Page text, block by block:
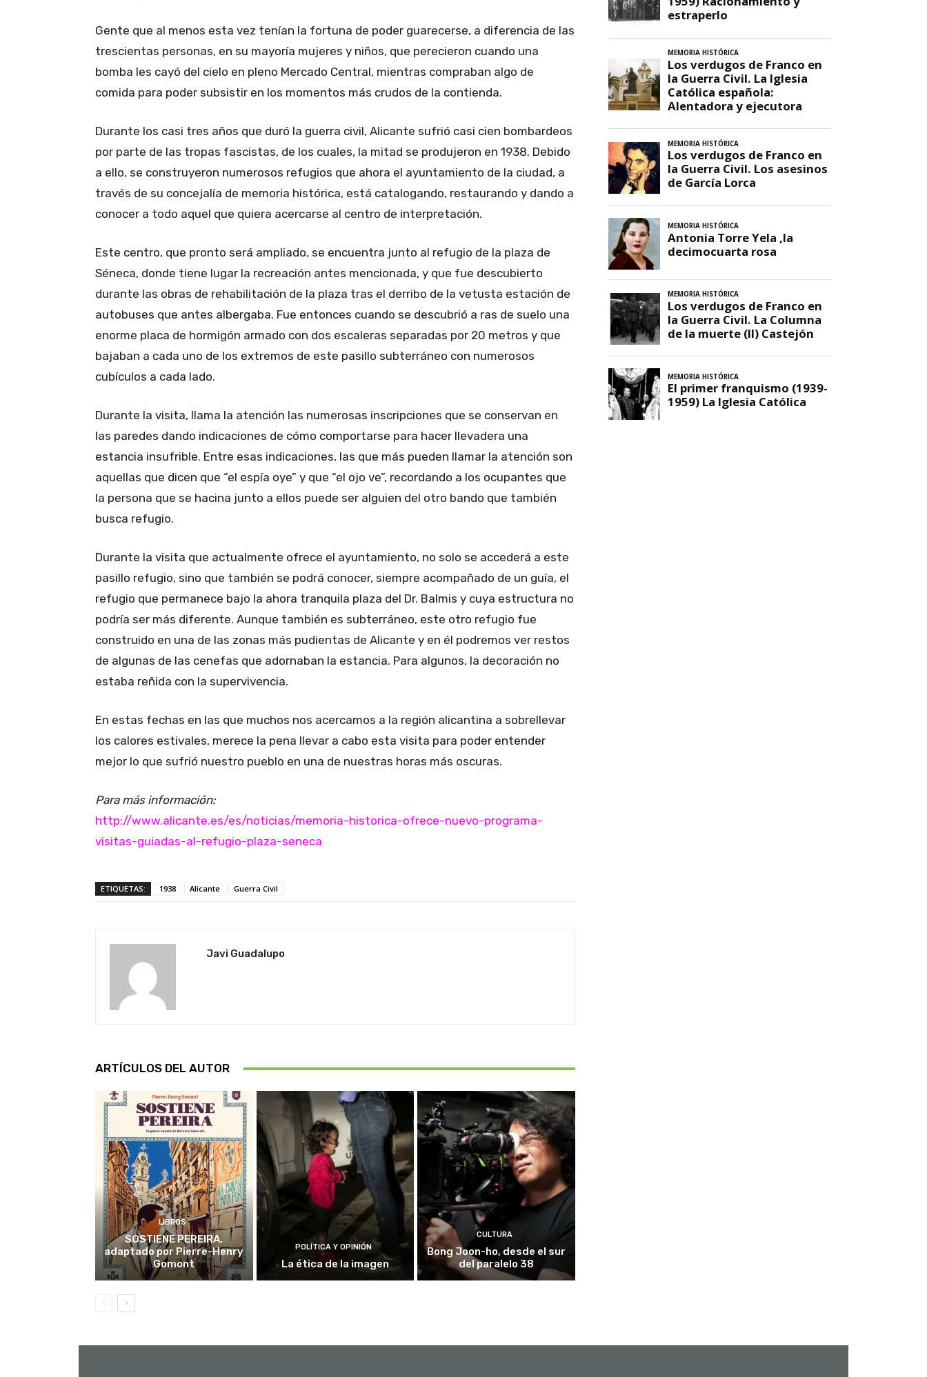
Gente que al menos esta vez tenían la fortuna de poder guarecerse, a diferencia de las
trescientas personas, en su mayoría mujeres y niños, que perecieron cuando una
bomba les cayó del cielo en pleno Mercado Central, mientras compraban algo de
comida para poder subsistir en los momentos más crudos de la contienda.
Durante los casi tres años que duró la guerra civil, Alicante sufrió casi cien bombardeos
por parte de las tropas fascistas, de los cuales, la mitad se produjeron en 1938. Debido
a ello, se construyeron numerosos refugios que ahora el ayuntamiento de la ciudad, a
través de su concejalía de memoria histórica, está catalogando, restaurando y dando a
conocer a todo aquel que quiera acercarse al centro de interpretación.
Este centro, que pronto será ampliado, se encuentra junto al refugio de la plaza de
Séneca, donde tiene lugar la recreación antes mencionada, y que fue descubierto
durante las obras de rehabilitación de la plaza tras el derribo de la vetusta estación de
autobuses que antes albergaba. Fue entonces cuando se descubrió a ras de suelo una
enorme placa de hormigón armado con dos escaleras separadas por 20 metros y que
bajaban a cada uno de los extremos de este pasillo subterráneo con numerosos
cubículos a cada lado.
Durante la visita, llama la atención las numerosas inscripciones que se conservan en
las paredes dando indicaciones de cómo comportarse para hacer llevadera una
estancia insufrible. Entre esas indicaciones, las que más pueden llamar la atención son
aquellas que dicen que “el espía oye” y que “el ojo ve”, recordando a los ocupantes que
la persona que se hacina junto a ellos puede ser alguien del otro bando que también
busca refugio.
Durante la visita que actualmente ofrece el ayuntamiento, no solo se accederá a este
pasillo refugio, sino que también se podrá conocer, siempre acompañado de un guía, el
refugio que permanece bajo la ahora tranquila plaza del Dr. Balmis y cuya estructura no
podría ser más diferente. Aunque también es subterráneo, este otro refugio fue
construido en una de las zonas más pudientas de Alicante y en él podremos ver restos
de algunas de las cenefas que adornaban la estancia. Para algunos, la decoración no
estaba reñida con la supervivencia.
En estas fechas en las que muchos nos acercamos a la región alicantina a sobrellevar
los calores estivales, merece la pena llevar a cabo esta visita para poder entender
mejor lo que sufrió nuestro pueblo en una de nuestras horas más oscuras.
Para más información:
http://www.alicante.es/es/noticias/memoria-historica-ofrece-nuevo-programa-
visitas-guiadas-al-refugio-plaza-seneca
ETIQUETAS: 1938 Alicante Guerra Civil
Javi Guadalupo
ARTÍCULOS DEL AUTOR
LIBROS
SOSTIENE PEREIRA,
adaptado por Pierre-Henry
Gomont
POLÍTICA Y OPINIÓN
La ética de la imagen
CULTURA
Bong Joon-ho, desde el sur
del paralelo 38